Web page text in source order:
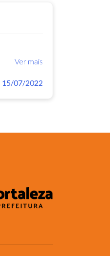
Ver mais
15/07/2022